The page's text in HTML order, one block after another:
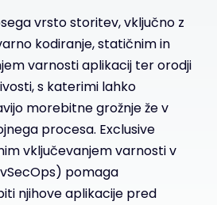
vrsto storitev, vključno z
kodiranje, statičnim in
varnosti aplikacij ter orodji
s katerimi lahko
morebitne grožnje že v
procesa. Exclusive
vključevanjem varnosti v
pomaga
njihove aplikacije pred